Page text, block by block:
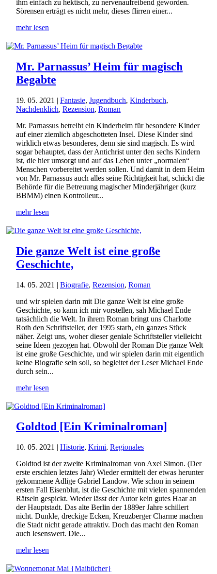
ihm einfach zu hektisch, zu nervenaufreibend geworden.
Sörensen erträgt es nicht mehr, dieses flirren einer...
mehr lesen
Mr. Parnassus’ Heim für magisch
Begabte
19. 05. 2021 | Fantasie, Jugendbuch, Kinderbuch,
Nachdenklich, Rezension, Roman
Mr. Parnassus betreibt ein Kinderheim für besondere Kinder
auf einer ziemlich abgeschotteten Insel. Diese Kinder sind
wirklich etwas besonderes, denn sie sind magisch. Es wird
sogar behauptet, dass der Antichrist unter den sechs Kindern
ist, die hier umsorgt und auf das Leben unter „normalen“
Menschen vorbereitet werden sollen. Und damit in dem Heim
von Mr. Parnassus auch alles seine Richtigkeit hat, schickt die
Behörde für die Betreuung magischer Minderjähriger (kurz
BBMM) einen Kontrolleur...
mehr lesen
Die ganze Welt ist eine große
Geschichte,
14. 05. 2021 | Biografie, Rezension, Roman
und wir spielen darin mit Die ganze Welt ist eine große
Geschichte, so kann ich mir vorstellen, sah Michael Ende
tatsächlich die Welt. In ihrem Roman bringt uns Charlotte
Roth den Schriftsteller, der 1995 starb, ein ganzes Stück
näher. Zeigt uns, woher dieser geniale Schriftsteller vielleicht
seine Ideen gezogen hat. Obwohl der Roman Die ganze Welt
ist eine große Geschichte, und wir spielen darin mit eigentlich
keine Biografie sein soll, so begleitet der Leser Michael Ende
durch sein...
mehr lesen
Goldtod [Ein Kriminalroman]
10. 05. 2021 | Historie, Krimi, Regionales
Goldtod ist der zweite Kriminalroman von Axel Simon. (Der
erste erschien letztes Jahr) Wieder ermittelt der etwas herunter
gekommene Adlige Gabriel Landow. Wie schon in seinem
ersten Fall Eisenblut, ist die Geschichte mit vielen spannenden
Rätseln gespickt. Wieder lässt der Autor kein gutes Haar an
der Hauptstadt. Das alte Berlin der 1889er Jahre schillert
nicht. Dunkle, dreckige Ecken, Kreuzberger Charme machen
die Stadt nicht gerade attraktiv. Doch das macht den Roman
auch lesenswert. Die...
mehr lesen